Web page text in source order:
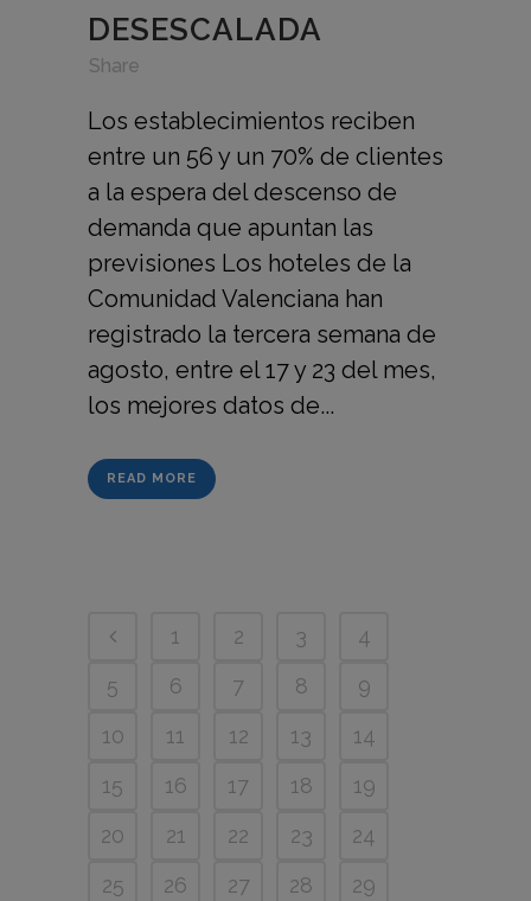
DESESCALADA
Share
Los establecimientos reciben
entre un 56 y un 70% de clientes
a la espera del descenso de
demanda que apuntan las
previsiones Los hoteles de la
Comunidad Valenciana han
registrado la tercera semana de
agosto, entre el 17 y 23 del mes,
los mejores datos de...
READ MORE
1 2 3
4
5
6 7 8
9
10
11 12 13
14
15
16 17 18
19
20
21 22 23
24
25
26 27 28
29